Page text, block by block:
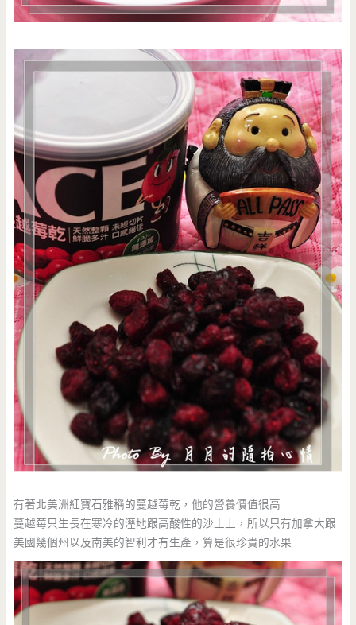
有著北美洲紅寶石雅稱的蔓越莓乾，他的營養價值很高
蔓越莓只生長在寒冷的溼地跟高酸性的沙土上，所以只有加拿大跟
美國幾個州以及南美的智利才有生產，算是很珍貴的水果